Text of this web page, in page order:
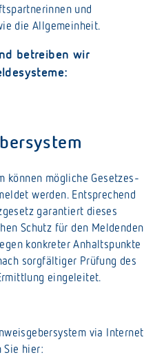
und
die Allgemeinheit.
betreiben wir
können mögliche Gesetzes-
werden. Entsprechend
garantiert dieses
Schutz für den Meldenden
konkreter Anhaltspunkte
sorgfältiger Prüfung des
eingeleitet.
via Internet
Sie hier: